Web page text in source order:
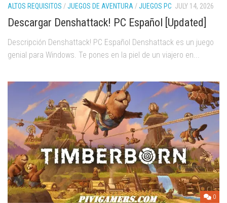
ALTOS REQUISITOS /JUEGOS DE AVENTURA /JUEGOS PC JULY 14, 2026
Descargar Denshattack! PC Español [Updated]
Descripción Denshattack! PC Español Denshattack es un juego
genial para Windows. Te pones en la piel de un viajero en...
0